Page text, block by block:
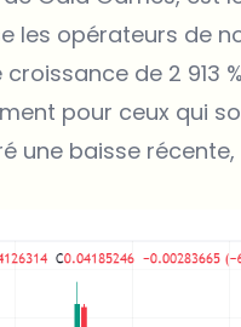
les opérateurs de
de 2 913
pour ceux qui
une baisse